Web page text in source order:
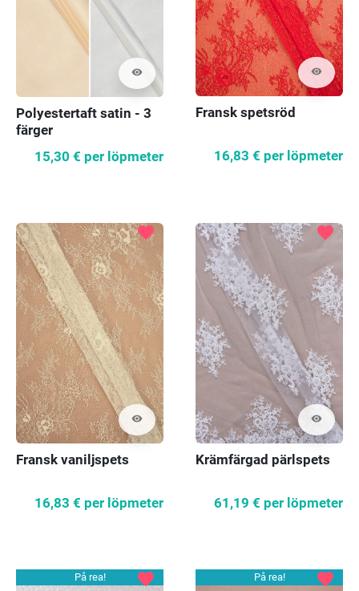
visibility
Polyestertaft satin - 3
färger
15,30 € per löpmeter
visibility
Fransk spetsröd
16,83 € per löpmeter
visibility
favorite
Fransk vaniljspets
16,83 € per löpmeter
visibility
favorite
Krämfärgad pärlspets
61,19 € per löpmeter
På rea!
favorite
På rea!
favorite